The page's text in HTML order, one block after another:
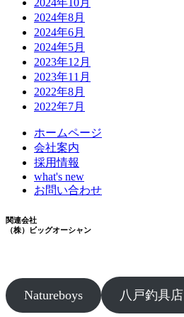
2024年8月
2024年6月
2024年5月
2023年12月
2023年11月
2022年8月
2022年7月
ホームページ
会社案内
採用情報
what's new
お問い合わせ
関連会社
（株）ビッグオーシャン
Natureboys 八戸釣具店